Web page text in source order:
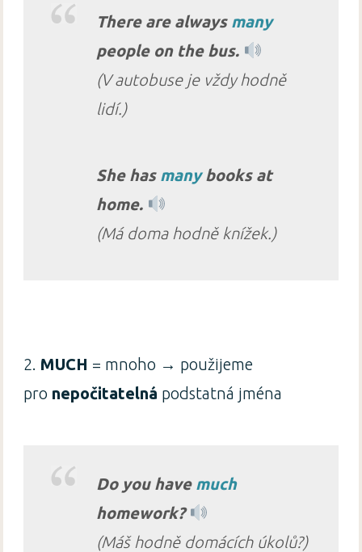
There are always many
people on the bus.
(V autobuse je vždy hodně
lidí.)
She has manybooks at
home.
(Má doma hodně knížek.)
2. MUCH = mnoho → použijeme
pro nepočitatelná podstatná jména
Do you have much
homework?
(Máš hodně domácích úkolů?)